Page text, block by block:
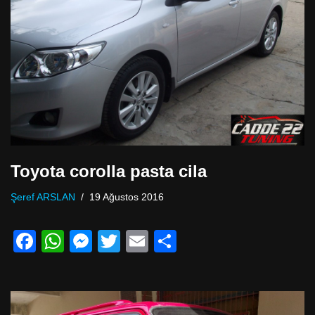
o
k
Toyota corolla pasta cila
Şeref ARSLAN 19 Ağustos 2016
F
c
W
at
s
M
ss
e
T
tt
er
E
ail yl
a